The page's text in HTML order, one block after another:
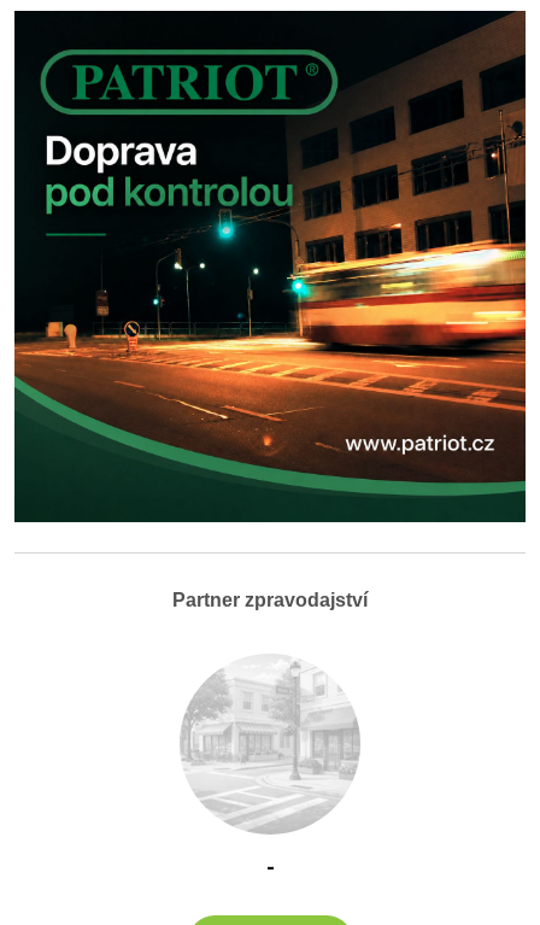
Partner zpravodajství
-